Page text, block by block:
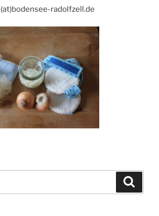
radolfzell.de